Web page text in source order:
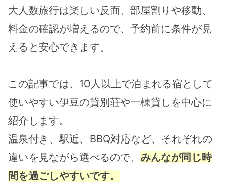
大人数旅行は楽しい反面、部屋割りや移動、
料金の確認が増えるので、予約前に条件が見
えると安心できます。
この記事では、10人以上で泊まれる宿として
使いやすい伊豆の貸別荘や一棟貸しを中心に
紹介します。
温泉付き、駅近、BBQ対応など、それぞれの
違いを見ながら選べるので、 みんなが同じ時
間を過ごしやすいです。